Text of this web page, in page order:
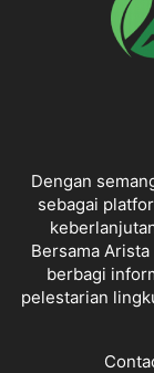
Dengan
sebagai
Bersama
berbagi
pelestarian